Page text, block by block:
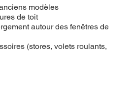
modèles
de toit
autour des fenêtres de
(stores, volets roulants,